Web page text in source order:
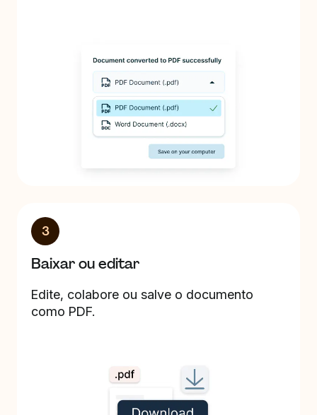
3
Baixar ou editar
Edite, colabore ou salve o documento
como PDF.